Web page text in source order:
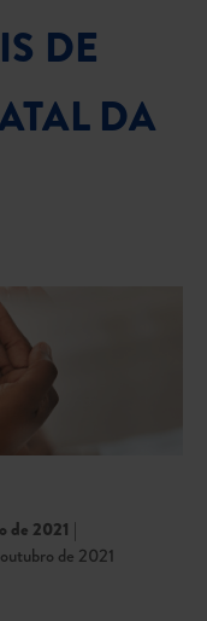
DE
DA
de 2021 |
de 2021